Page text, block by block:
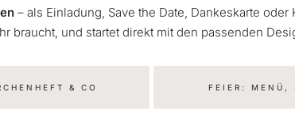
– als Einladung, Save the Date, Dankeskarte oder
braucht, und startet direkt mit den passenden
& CO FEIER: MENÜ,